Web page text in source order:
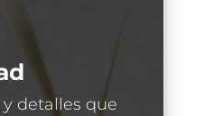
detalles que